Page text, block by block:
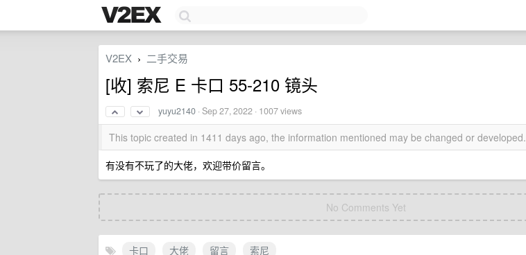
V2EX › 二手交易
[收] 索尼 E 卡口 55-210 镜头
yuyu2140 ·Sep 27, 2022 · 1007 views
This topic created in 1411 days ago, the information mentioned may be changed or developed.
有没有不玩了的大佬，欢迎带价留言。
No Comments Yet
卡口 大佬 留言 索尼